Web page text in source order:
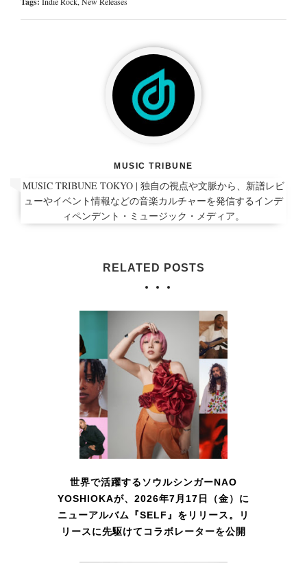
MUSIC TRIBUNE
MUSIC TRIBUNE TOKYO | 独自の視点や文脈から、新譜レビ
ューやイベント情報などの音楽カルチャーを発信するインデ
ィペンデント・ミュージック・メディア。
RELATED POSTS
世界で活躍するソウルシンガーNAO
YOSHIOKAが、2026年7月17日（金）に
ニューアルバム『SELF』をリリース。リ
リースに先駆けてコラボレーターを公開